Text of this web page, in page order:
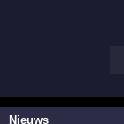
Nieuws